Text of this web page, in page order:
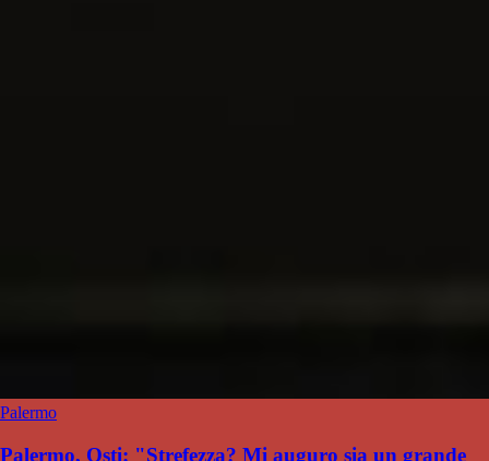
Palermo
Palermo, Osti: "Strefezza? Mi auguro sia un grande